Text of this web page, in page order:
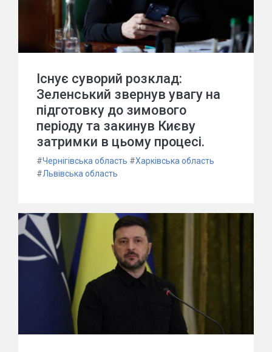
Існує суворий розклад:
Зеленський звернув увагу на
підготовку до зимового
періоду та закинув Києву
затримки в цьому процесі.
#Чернігівська область #Харківська область
#Львівська область